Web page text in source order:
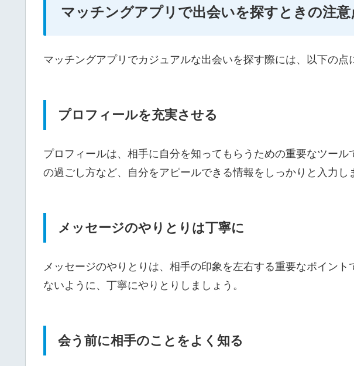
マッチングアプリで出会いを探すときの注意
マッチングアプリでカジュアルな出会いを探す際には、以下の点
プロフィールを充実させる
プロフィールは、相手に自分を知ってもらうための重要なツール
の過ごし方など、自分をアピールできる情報をしっかりと入力し
メッセージのやりとりは丁寧に
メッセージのやりとりは、相手の印象を左右する重要なポイン
ないように、丁寧にやりとりしましょう。
会う前に相手のことをよく知る